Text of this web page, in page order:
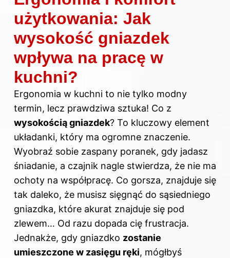
użytkowania: Jak
wysokość gniazdek
wpływa na pracę w
kuchni?
Ergonomia w kuchni to nie tylko modny
termin, lecz prawdziwa sztuka! Co z
wysokością gniazdek? To kluczowy element
układanki, który ma ogromne znaczenie.
Wyobraź sobie zaspany poranek, gdy jadasz
śniadanie, a czajnik nagle stwierdza, że nie ma
ochoty na współpracę. Co gorsza, znajduje się
tak daleko, że musisz sięgnąć do sąsiedniego
gniazdka, które akurat znajduje się pod
zlewem… Od razu dopada cię frustracja.
Jednakże, gdy gniazdko zostanie
umieszczone w zasięgu ręki, mógłbyś